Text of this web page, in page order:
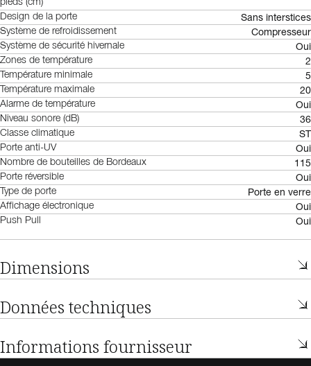
pieds (cm)
Design de la porte Sans interstices
Système de refroidissement Compresseur
Système de sécurité hivernale Oui
Zones de température 2
Température minimale 5
Température maximale 20
Alarme de température Oui
Niveau sonore (dB) 36
Classe climatique ST
Porte anti-UV Oui
Nombre de bouteilles de Bordeaux 115
Porte réversible Oui
Type de porte Porte en verre
Affichage électronique Oui
Push Pull Oui
Dimensions
Données techniques
Informations fournisseur